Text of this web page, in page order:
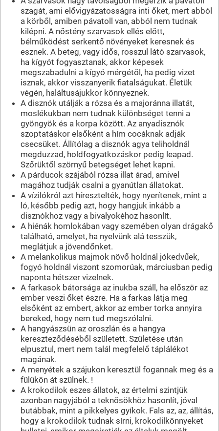
szagát, ami elővigyázatosságra inti őket, mert abból
a körből, amiben pávatoll van, abból nem tudnak
kilépni. A nőstény szarvasok ellés előtt,
bélműködést serkentő növényeket keresnek és
esznek. A beteg, vagy idős, rosszul látó szarvasok,
ha kígyót fogyasztanak, akkor képesek
megszabadulni a kígyó mérgétől, ha pedig vizet
isznak, akkor visszanyerik fiatalságukat. Életük
végén, haláltusájukkor könnyeznek.
A disznók utálják a rózsa és a majoránna illatát,
moslékukban nem tudnak különbséget tenni a
gyöngyök és a korpa között. Az anyadisznók
szoptatáskor elsőként a hím cocáknak adják
csecsüket. Állítólag a disznók agya teliholdnál
megduzzad, holdfogyatkozáskor pedig leapad.
Szőrüktől szörnyű betegséget lehet kapni.
A párducok szájából rózsa illat árad, amivel
magához tudják csalni a gyanútlan állatokat.
A vízilókról azt híresztelték, hogy nyerítenek, mint a
ló, később pedig azt, hogy hangjuk inkább a
disznókhoz vagy a bivalyokéhoz hasonlít.
A hiénák homlokában vagy szemében olyan drágakő
található, amelyet, ha nyelvünk alá tesszük,
meglátjuk a jövendőnket.
A melankolikus majmok növő holdnál jókedvűek,
fogyó holdnál viszont szomorúak, márciusban pedig
naponta hétszer vizelnek.
A farkasok bátorsága az inukba száll, ha először az
ember veszi őket észre. Ha a farkas látja meg
elsőként az embert, akkor az ember torka annyira
bereked, hogy nem tud megszólalni.
A hangyászsün az oroszlán és a hangya
kereszteződéséből született. Születése után
elpusztul, mert nem talál megfelelő táplálékot
magának.
A menyétek a szájukon keresztül fogannak meg és a
fülükön át szülnek. !
A krokodilok eszes állatok, az értelmi szintjük
azonban nagyjából a teknősökhöz hasonlít, jóval
butábbak, mint a pikkelyes gyíkok. Fals az, az, állítás,
hogy a krokodilok tudnak sírni, krokodilkönnyeket